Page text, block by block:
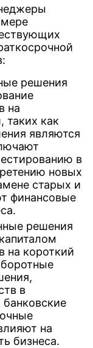
решения
на
таких как
являются
в
новых
старых и
финансовые
решения
на короткий
в
банковские
на
бизнеса.